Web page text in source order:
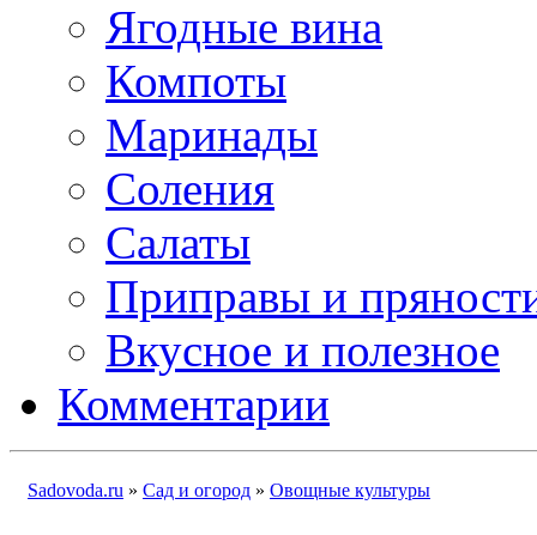
Ягодные вина
Компоты
Маринады
Соления
Салаты
Приправы и
Вкусное и полезное
Комментарии
Sadovoda.ru » Сад и огород » Овощные культуры